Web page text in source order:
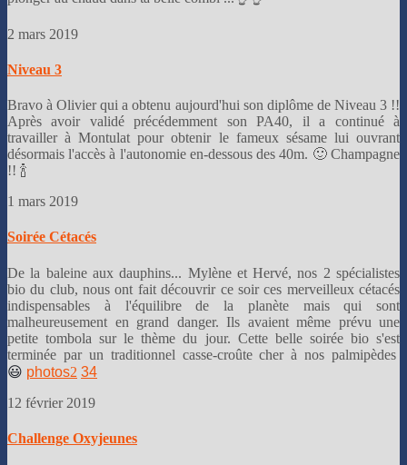
2 mars 2019
Niveau 3
Bravo à Olivier qui a obtenu aujourd'hui son diplôme de Niveau 3 !!
Après avoir validé précédemment son PA40, il a continué à
travailler à Montulat pour obtenir le fameux sésame lui ouvrant
désormais l'accès à l'autonomie en-dessous des 40m. 🙂 Champagne
!! 🍾
1 mars 2019
Soirée Cétacés
De la baleine aux dauphins... Mylène et Hervé, nos 2 spécialistes
bio du club, nous ont fait découvrir ce soir ces merveilleux cétacés
indispensables à l'équilibre de la planète mais qui sont
malheureusement en grand danger. Ils avaient même prévu une
petite tombola sur le thème du jour. Cette belle soirée bio s'est
terminée par un traditionnel casse-croûte cher à nos palmipèdes
😃 photos2 34
12 février 2019
Challenge Oxyjeunes